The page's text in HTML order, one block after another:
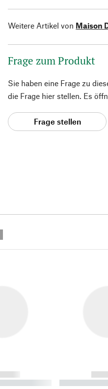
Weitere Artikel von Maison
Frage zum Produkt
Sie haben eine Frage zu
die Frage hier stellen. Es
Frage stellen
----------
-----------